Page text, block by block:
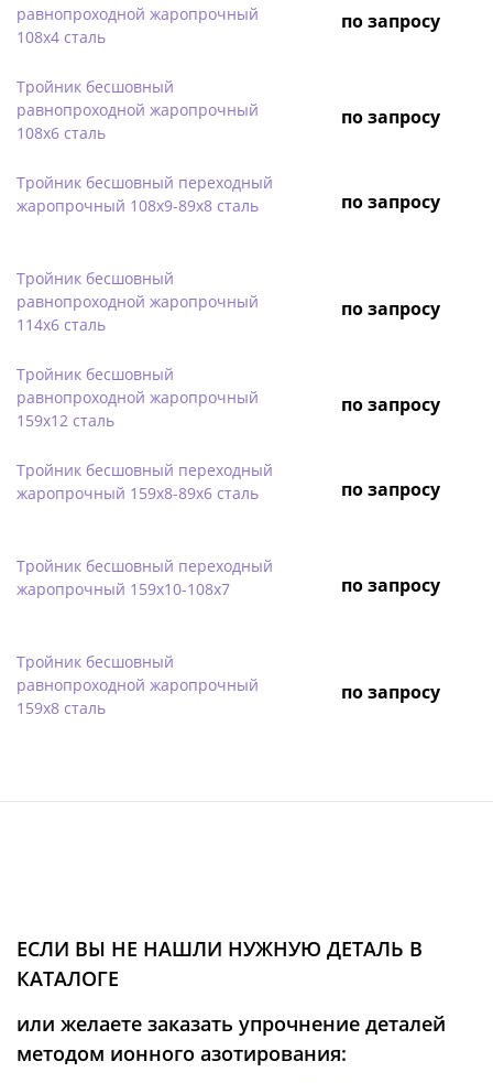
равнопроходной жаропрочный
108х4 сталь
по запросу
Тройник бесшовный
равнопроходной жаропрочный
108х6 сталь
по запросу
Тройник бесшовный переходный
жаропрочный 108х9-89х8 сталь
по запросу
Тройник бесшовный
равнопроходной жаропрочный
114х6 сталь
по запросу
Тройник бесшовный
равнопроходной жаропрочный
159х12 сталь
по запросу
Тройник бесшовный переходный
жаропрочный 159х8-89х6 сталь
по запросу
Тройник бесшовный переходный
жаропрочный 159х10-108х7
по запросу
Тройник бесшовный
равнопроходной жаропрочный
159х8 сталь
по запросу
ЕСЛИ ВЫ НЕ НАШЛИ НУЖНУЮ ДЕТАЛЬ В
КАТАЛОГЕ
или желаете заказать упрочнение деталей
методом ионного азотирования: